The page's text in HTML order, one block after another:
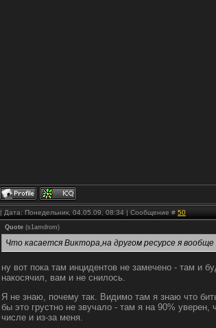
| Дата: Понедельник, 04.05.09, 08:34 | Сообщение # 50
Quote (s1amdrom)
Что касается Виктора,на другом ресурсе я
ну вот пока там инцидентов не замечено - там и
накосячил, вам и не снилось.
Я не знаю, почему так. Видимо там я знаю что
бы это грустно не звучало - там я на 90%
числе и из-за меня.